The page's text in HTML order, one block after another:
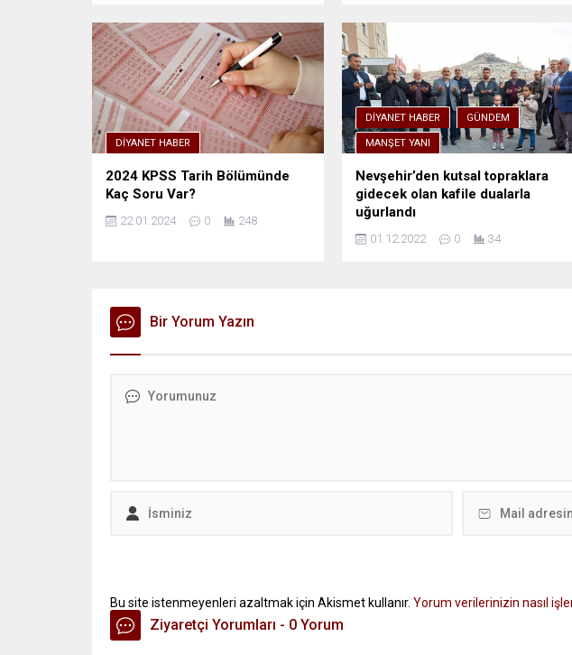
DIYANET HABER
2024 KPSS Tarih Bölümünde
Kaç Soru Var?
22.01.2024 0 248
DIYANET HABER GÜNDEM
MANŞET YANI
Nevşehir’den kutsal topraklara
gidecek olan kafile dualarla
uğurlandı
01.12.2022 0 34
Bir Yorum Yazın
Bu site istenmeyenleri azaltmak için Akismet kullanır. Yorum verilerinizin nasıl
Ziyaretçi Yorumları - 0 Yorum